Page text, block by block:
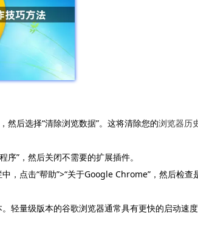
然后选择“清除浏览数据”。这将清除您的浏览器历
”，然后关闭不需要的扩展插件。
，点击“帮助”>“关于Google Chrome”，然后检查
轻量级版本的谷歌浏览器通常具有更快的启动速度